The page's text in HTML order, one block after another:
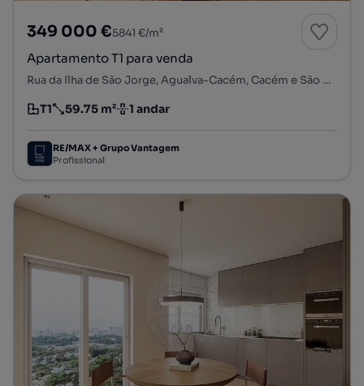
349 000 €5841 €/m²
Apartamento T1 para venda
Rua da Ilha de São Jorge, Agualva-Cacém, Cacém e São Marcos, Sintra, Lisboa
Tipologia
T1
Preço por metro quadrado
59.75 m²
Andar 1 andar
RE/MAX + Grupo Vantagem
Profissional